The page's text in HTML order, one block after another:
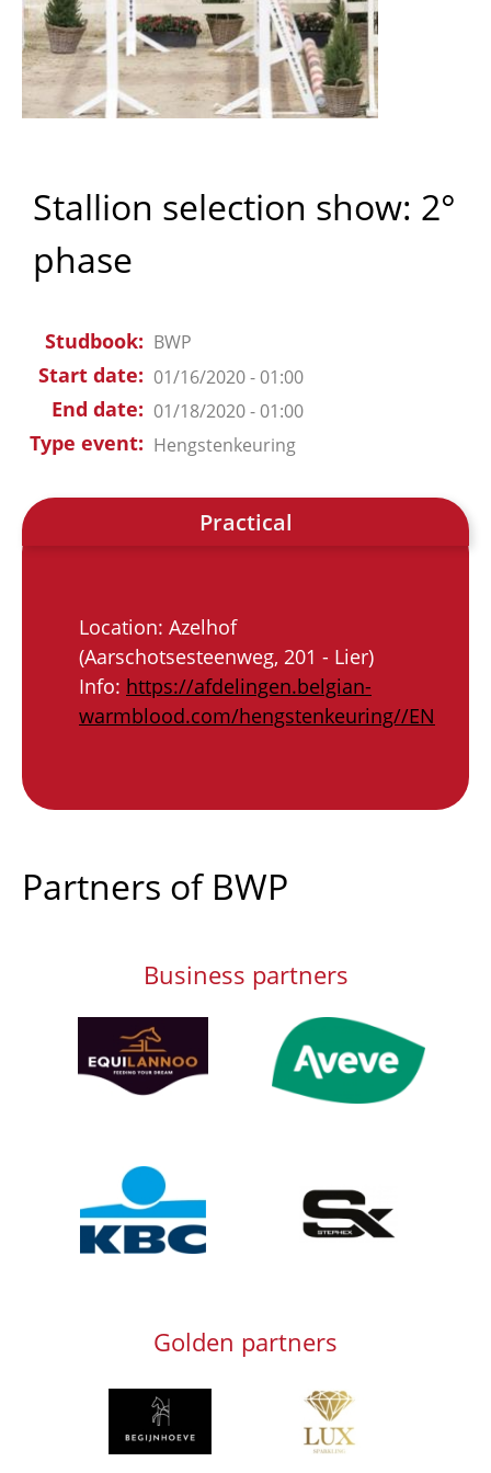
Stallion selection show: 2°
phase
Studbook BWP
Start date 01/16/2020 - 01:00
End date 01/18/2020 - 01:00
Type event Hengstenkeuring
Practical
Location: Azelhof
(Aarschotsesteenweg, 201 - Lier)
Info: https://afdelingen.belgian-
warmblood.com/hengstenkeuring//EN
Partners of BWP
Business partners
Afbeelding Afbeelding
Afbeelding
Golden partners
Afbeelding Afbeelding